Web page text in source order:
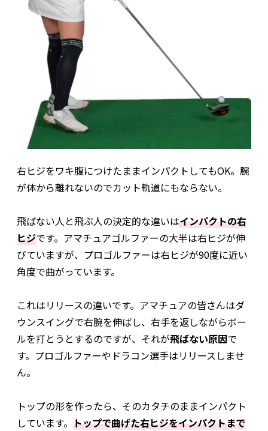
右ヒジをワキ腹につけたままインパクトしてもOK。腕
が体から離れないのでカット軌道にもならない。
飛ばない人と飛ぶ人の決定的な違いはインパクトの右
ヒジです。アマチュアゴルファーの大半は右ヒジが伸
びていますが、プロゴルファーは右ヒジが90度に近い
角度で曲がっています。
これはリリースの違いです。アマチュアの皆さんはダ
ウンスイングで右腕を伸ばし、右手を返しながらボー
ルを打とうとするのですが、それが飛ばない原因で
す。プロゴルファーやドラコン選手はリリースしませ
ん。
トップの形を作ったら、そのカタチのままインパクト
しています。 トップで曲げた右ヒジをインパクトまで